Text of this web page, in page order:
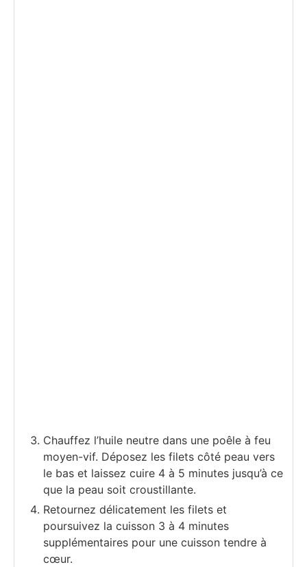
Chauffez l’huile neutre dans une poêle à feu
moyen-vif. Déposez les filets côté peau vers
le bas et laissez cuire 4 à 5 minutes jusqu’à ce
que la peau soit croustillante.
Retournez délicatement les filets et
poursuivez la cuisson 3 à 4 minutes
supplémentaires pour une cuisson tendre à
cœur.